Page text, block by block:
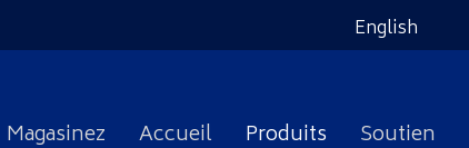
English
Magasinez Accueil Produits Soutien